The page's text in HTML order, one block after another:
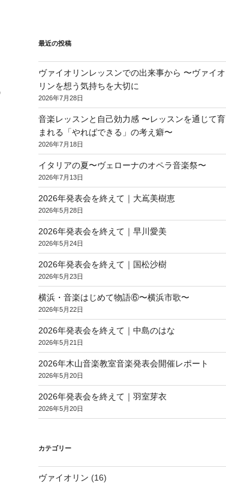
最近の投稿
ヴァイオリンレッスンでの出来事から 〜ヴァイオ
リンを想う気持ちを大切に
2026年7月28日
音楽レッスンと自己効力感 〜レッスンを通じて育
まれる「やればできる」の考え癖〜
2026年7月18日
イタリアの夏〜ヴェローナのオペラ音楽祭〜
2026年7月13日
2026年発表会を終えて｜大嶌美樹恵
2026年5月28日
2026年発表会を終えて｜早川愛美
2026年5月24日
2026年発表会を終えて｜国松沙樹
2026年5月23日
横浜・音楽はじめて物語⑥〜横浜市歌〜
2026年5月22日
2026年発表会を終えて｜中島のはな
2026年5月21日
2026年木山音楽教室音楽発表会開催レポート
2026年5月20日
2026年発表会を終えて｜羽室芽衣
2026年5月20日
カテゴリー
ヴァイオリン (16)